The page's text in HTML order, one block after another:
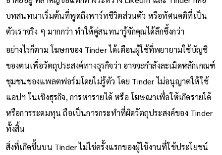
บทสนทนาเริ่มต้นที่พูดถึงพาร์ทชีวิตส่วนตัว หรือทัศนคติที่เป็น
ตัวเราจริง ๆ มากกว่า ทำให้คู่สนทนารู้จักคุณได้ลึกซึ้งกว่า
อย่างไรก็ตาม โฆษกของ Tinder ได้เตือนผู้ใช้ที่พยายามใช้บัญชี
ของตนเพื่อวัตถุประสงค์ทางธุรกิจว่า อาจจะกำลังละเมิดหลักเกณฑ์
ชุมชนของแพลตฟอร์มโดยไม่รู้ตัว โดย Tinder ไม่อนุญาตให้ใช้
แอปฯ ในเชิงธุรกิจ, การหารายได้ หรือ โฆษณาเพื่อให้เกิดรายได้
หรือการระดมทุน ถือเป็นการกระทำที่ผิดวัตถุประสงค์ของ Tinder
ทั้งสิ้น
สิ่งที่เกิดขึ้นบน Tinder ไม่ใช่ครั้งแรกของผู้ใช้งานที่ใช้ประโยชน์